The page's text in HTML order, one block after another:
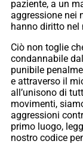
paziente, a un
aggressione nei
hanno diritto nel
Ciò non toglie
condannabile
punibile
e attraverso il
all’unisono di
movimenti,
aggressioni
primo luogo,
nostro codice